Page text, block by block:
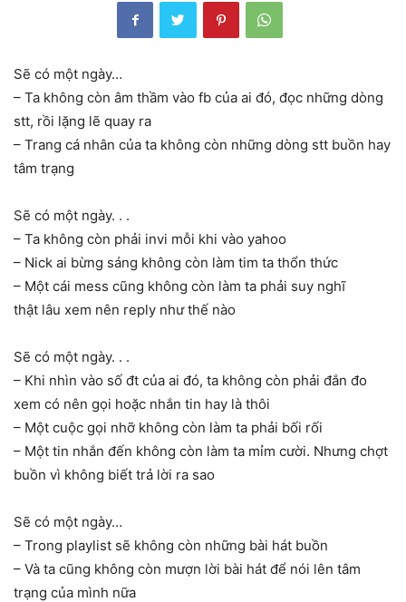
Sẽ có một ngày…
– Ta không còn âm thầm vào fb của ai đó, đọc những dòng
stt, rồi lặng lẽ quay ra
– Trang cá nhân của ta không còn những dòng stt buồn hay
tâm trạng
Sẽ có một ngày. . .
– Ta không còn phải invi mỗi khi vào yahoo
– Nick ai bừng sáng không còn làm tim ta thổn thức
– Một cái mess cũng không còn làm ta phải suy nghĩ
thật lâu xem nên reply như thế nào
Sẽ có một ngày. . .
– Khi nhìn vào số đt của ai đó, ta không còn phải đắn đo
xem có nên gọi hoặc nhắn tin hay là thôi
– Một cuộc gọi nhỡ không còn làm ta phải bối rối
– Một tin nhắn đến không còn làm ta mỉm cười. Nhưng chợt
buồn vì không biết trả lời ra sao
Sẽ có một ngày…
– Trong playlist sẽ không còn những bài hát buồn
– Và ta cũng không còn mượn lời bài hát để nói lên tâm
trạng của mình nữa